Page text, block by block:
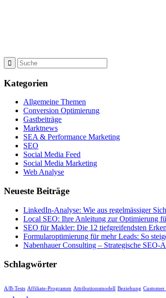
Kategorien
Allgemeine Themen
Conversion Optimierung
Gastbeiträge
Marktnews
SEA & Performance Marketing
SEO
Social Media Feed
Social Media Marketing
Web Analyse
Neueste Beiträge
LinkedIn-Analyse: Wie aus regelmässiger
Local SEO: Ihre Anleitung zur Optimierung
SEO für Makler: Die 12 tiefgreifendsten
Formularoptimierung für mehr Leads: So
Nabenhauer Consulting – Strategische
Schlagwörter
A/B-Tests Affiliate-Programm Attributionsmodell Beziehung Customer